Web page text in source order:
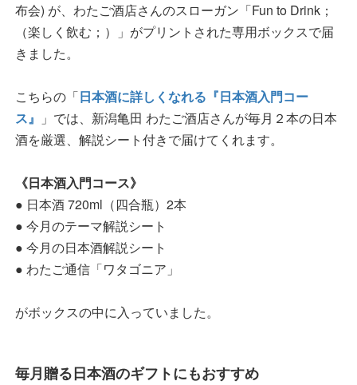
布会) が、わたご酒店さんのスローガン「Fun to Drink；
（楽しく飲む；）」がプリントされた専用ボックスで届
きました。
こちらの「日本酒に詳しくなれる『日本酒入門コー
ス』
」では、新潟亀田 わたご酒店さんが毎月２本の日本
酒を厳選、解説シート付きで届けてくれます。
《日本酒入門コース》
● 日本酒 720ml（四合瓶）2本
● 今月のテーマ解説シート
● 今月の日本酒解説シート
● わたご通信「ワタゴニア」
がボックスの中に入っていました。
毎月贈る日本酒のギフトにもおすすめ